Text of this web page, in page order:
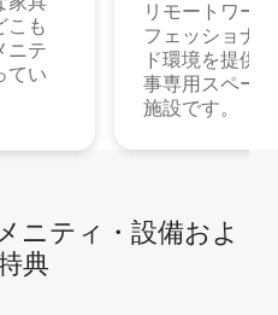
こも
ニテ
てい
リモートワー
フェッショナ
ド環境を提供
事専用スペー
施設です。
ニ⁠テ⁠ィ⁠・設⁠備⁠およ
典